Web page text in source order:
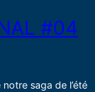
#04
saga de l’été